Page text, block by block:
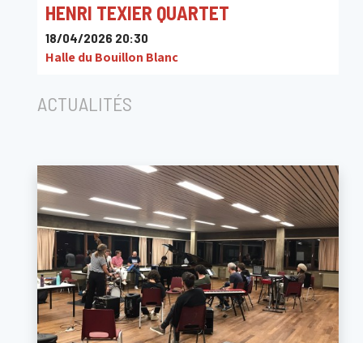
HENRI TEXIER QUARTET
18/04/2026 20:30
Halle du Bouillon Blanc
ACTUALITÉS